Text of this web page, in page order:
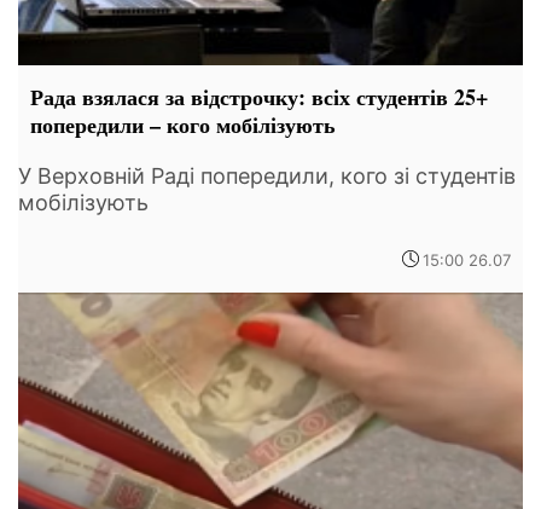
Рада взялася за відстрочку: всіх студентів 25+
попередили – кого мобілізують
У Верховній Раді попередили, кого зі студентів
мобілізують
15:00 26.07